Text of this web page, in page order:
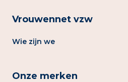
Vrouwennet vzw
Wie zijn we
Onze merken